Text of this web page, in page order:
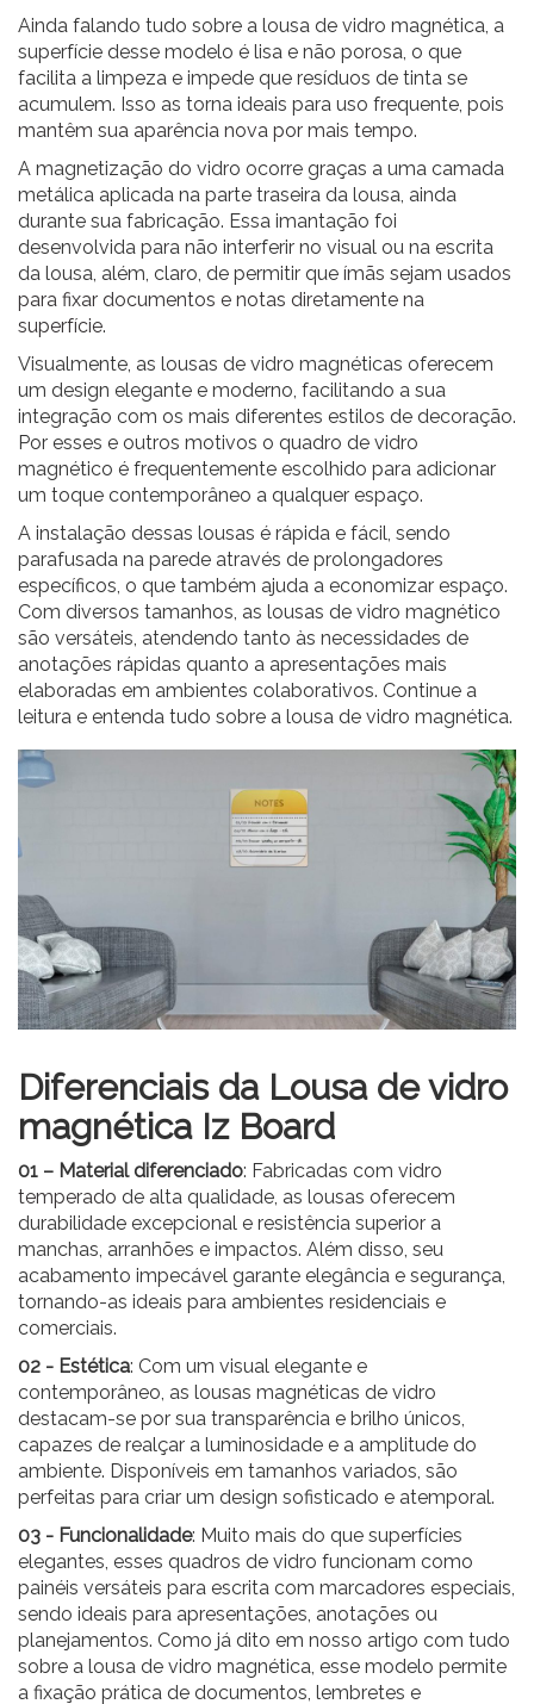
Ainda falando tudo sobre a lousa de vidro magnética, a
superfície desse modelo é lisa e não porosa, o que
facilita a limpeza e impede que resíduos de tinta se
acumulem. Isso as torna ideais para uso frequente, pois
mantêm sua aparência nova por mais tempo.
A magnetização do vidro ocorre graças a uma camada
metálica aplicada na parte traseira da lousa, ainda
durante sua fabricação. Essa imantação foi
desenvolvida para não interferir no visual ou na escrita
da lousa, além, claro, de permitir que ímãs sejam usados
para fixar documentos e notas diretamente na
superfície.
Visualmente, as lousas de vidro magnéticas oferecem
um design elegante e moderno, facilitando a sua
integração com os mais diferentes estilos de decoração.
Por esses e outros motivos o quadro de vidro
magnético é frequentemente escolhido para adicionar
um toque contemporâneo a qualquer espaço.
A instalação dessas lousas é rápida e fácil, sendo
parafusada na parede através de prolongadores
específicos, o que também ajuda a economizar espaço.
Com diversos tamanhos, as lousas de vidro magnético
são versáteis, atendendo tanto às necessidades de
anotações rápidas quanto a apresentações mais
elaboradas em ambientes colaborativos. Continue a
leitura e entenda tudo sobre a lousa de vidro magnética.
Diferenciais da Lousa de vidro
magnética Iz Board
01 – Material diferenciado: Fabricadas com vidro
temperado de alta qualidade, as lousas oferecem
durabilidade excepcional e resistência superior a
manchas, arranhões e impactos. Além disso, seu
acabamento impecável garante elegância e segurança,
tornando-as ideais para ambientes residenciais e
comerciais.
02 - Estética: Com um visual elegante e
contemporâneo, as lousas magnéticas de vidro
destacam-se por sua transparência e brilho únicos,
capazes de realçar a luminosidade e a amplitude do
ambiente. Disponíveis em tamanhos variados, são
perfeitas para criar um design sofisticado e atemporal.
03 - Funcionalidade: Muito mais do que superfícies
elegantes, esses quadros de vidro funcionam como
painéis versáteis para escrita com marcadores especiais,
sendo ideais para apresentações, anotações ou
planejamentos. Como já dito em nosso artigo com tudo
sobre a lousa de vidro magnética, esse modelo permite
a fixação prática de documentos, lembretes e